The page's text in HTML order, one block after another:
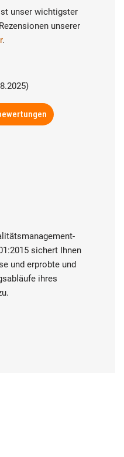
unser wichtigster
unserer
.
sichert Ihnen
und erprobte und
ihres